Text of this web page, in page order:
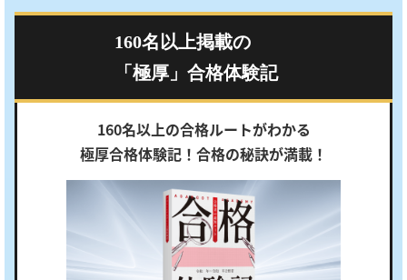
160名以上掲載の
「極厚」合格体験記
160名以上の合格ルートがわかる
極厚合格体験記！合格の秘訣が満載！